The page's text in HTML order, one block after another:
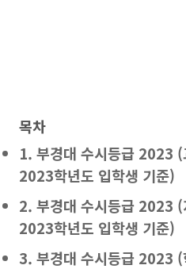
목차
1. 부경대 수시등급 2023
2023학년도 입학생 기준)
2. 부경대 수시등급 2023 (
2023학년도 입학생 기준)
3. 부경대 수시등급 2023